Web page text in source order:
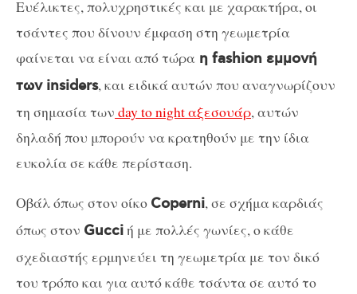
Ευέλικτες, πολυχρηστικές και με χαρακτήρα, οι
τσάντες που δίνουν έμφαση στη γεωμετρία
φαίνεται να είναι από τώρα η fashion εμμονή
των insiders, και ειδικά αυτών που αναγνωρίζουν
τη σημασία των day to night αξεσουάρ, αυτών
δηλαδή που μπορούν να κρατηθούν με την ίδια
ευκολία σε κάθε περίσταση.
Οβάλ όπως στον οίκο Coperni, σε σχήμα καρδιάς
όπως στον Gucciή με πολλές γωνίες, ο κάθε
σχεδιαστής ερμηνεύει τη γεωμετρία με τον δικό
του τρόπο και για αυτό κάθε τσάντα σε αυτό το